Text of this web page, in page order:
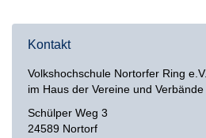
Kontakt
Volkshochschule Nortorfer Ring e.V.
im Haus der Vereine und Verbände
Schülper Weg 3
24589 Nortorf